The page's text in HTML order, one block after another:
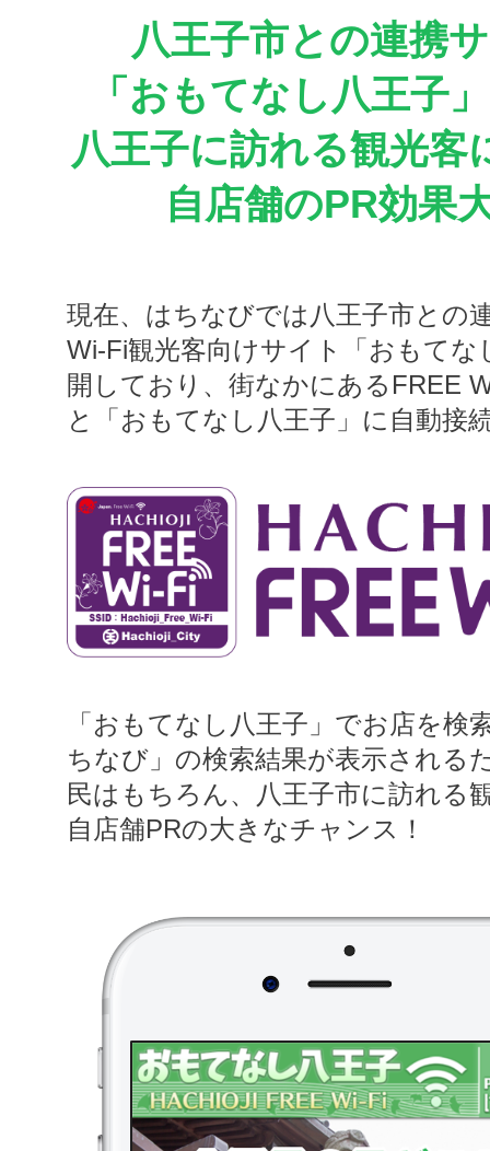
八王子市との連携
「おもてなし八王子
八王子に訪れる観光客
自店舗のPR効果
現在、はちなびでは八王子市との
Wi-Fi観光客向けサイト「おもてな
開しており、街なかにあるFREE
と「おもてなし八王子」に自動接
「おもてなし八王子」でお店を検
ちなび」の検索結果が表示される
民はもちろん、八王子市に訪れる
自店舗PRの大きなチャンス！